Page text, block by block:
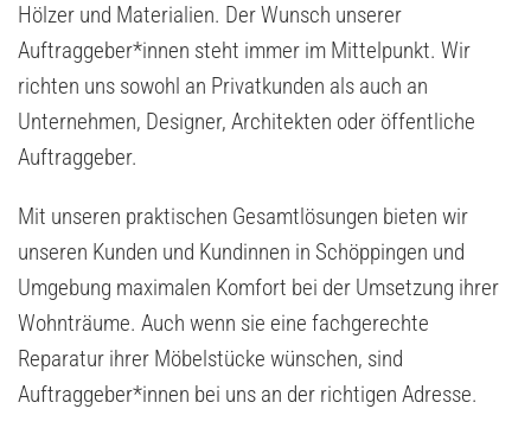
Hölzer und Materialien. Der Wunsch unserer
Auftraggeber*innen steht immer im Mittelpunkt. Wir
richten uns sowohl an Privatkunden als auch an
Unternehmen, Designer, Architekten oder öffentliche
Auftraggeber.
Mit unseren praktischen Gesamtlösungen bieten wir
unseren Kunden und Kundinnen in Schöppingen und
Umgebung maximalen Komfort bei der Umsetzung ihrer
Wohnträume. Auch wenn sie eine fachgerechte
Reparatur ihrer Möbelstücke wünschen, sind
Auftraggeber*innen bei uns an der richtigen Adresse.